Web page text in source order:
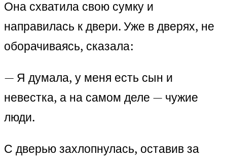
Она схватила свою сумку и
направилась к двери. Уже в дверях, не
оборачиваясь, сказала:
— Я думала, у меня есть сын и
невестка, а на самом деле — чужие
люди.
С дверью захлопнулась, оставив за